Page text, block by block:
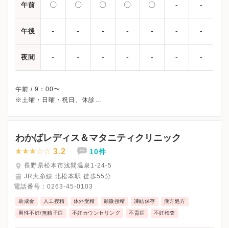
午前 〇 〇 〇 〇 〇 - -
午後 - - - - - - -
夜間 - - - - - - -
午前 / 9：00〜
※土曜・日曜・祝日、休診
わかばレディス＆マタニティクリニック
3.2 10件
長野県松本市浅間温泉1-24-5
JR大糸線 北松本駅 徒歩55分
電話番号： 0263-45-0103
助成金 人工授精 体外受精 顕微授精 凍結保存 漢方処方
男性不妊/無精子症 不妊カウンセリング 不育症 不妊検査